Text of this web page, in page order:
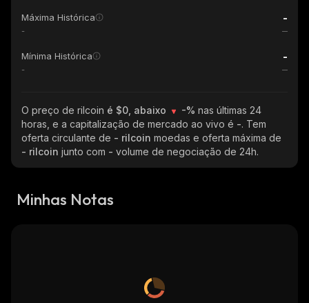
Máxima Histórica -
-
Mínima Histórica -
-
O preço de rilcoin é $0, abaixo -% nas últimas 24
horas, e a capitalização de mercado ao vivo é -. Tem
oferta circulante de - rilcoin moedas e oferta máxima de
- rilcoin junto com - volume de negociação de 24h.
Minhas Notas